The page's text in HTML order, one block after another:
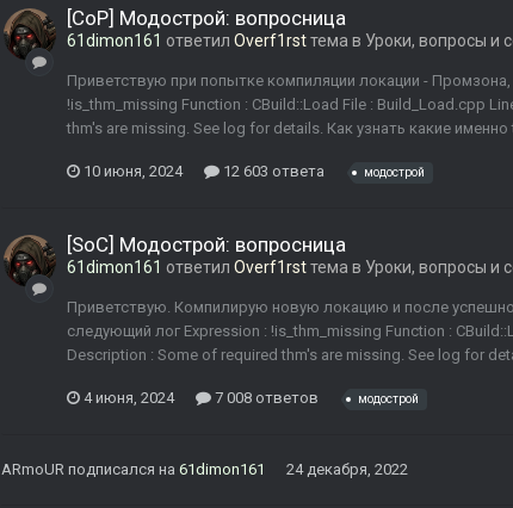
[CoP] Модострой: вопросница
61dimon161 ответил Overf1rstтема в Уроки, вопросы и
Приветствую при попытке компиляции локации - Промзона,
!is_thm_missing Function : CBuild::Load File : Build_Load.cpp
thm's are missing. See log for details. Как узнать какие
10 июня, 2024 12 603 ответа модострой
[SoC] Модострой: вопросница
61dimon161 ответил Overf1rstтема в Уроки, вопросы и
Приветствую. Компилирую новую локацию и после
следующий лог Expression : !is_thm_missing Function :
Description : Some of required thm's are missing. See log for
4 июня, 2024 7 008 ответов модострой
ARmoUR подписался на 61dimon161 24 декабря, 2022